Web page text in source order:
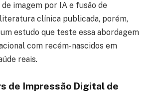
imagem por IA e fusão de
clínica publicada, porém,
estudo que teste essa abordagem
com recém-nascidos em
reais.
de Impressão Digital de